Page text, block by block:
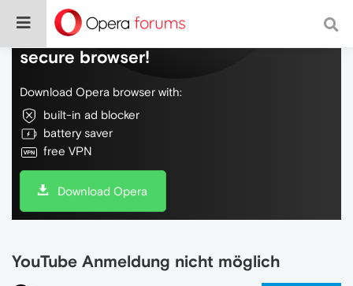
Do more on the web, with a fast and
secure browser!
Download Opera browser with:
built-in ad blocker
battery saver
free VPN
Download Opera
YouTube Anmeldung nicht möglich